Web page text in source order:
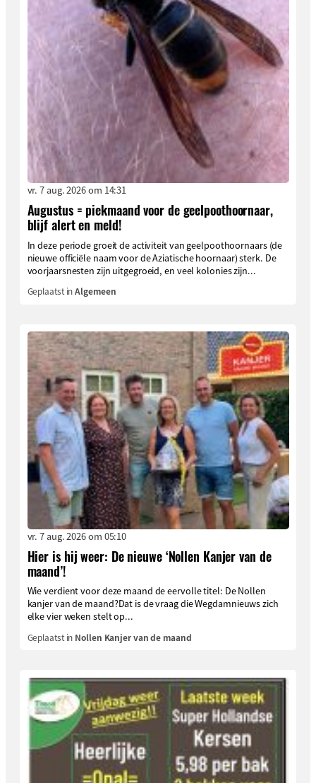
vr. 7 aug. 2026 om 14:31
Augustus = piekmaand voor de geelpoothoornaar,
blijf alert en meld!
In deze periode groeit de activiteit van geelpoothoornaars (de
nieuwe officiële naam voor de Aziatische hoornaar) sterk. De
voorjaarsnesten zijn uitgegroeid, en veel kolonies zijn...
Geplaatst inAlgemeen
vr. 7 aug. 2026 om 05:10
Hier is hij weer: De nieuwe ‘Nollen Kanjer van de
maand’!
Wie verdient voor deze maand de eervolle titel: De Nollen
kanjer van de maand?Dat is de vraag die Wegdamnieuws zich
elke vier weken stelt op...
Geplaatst in Nollen Kanjer van de maand